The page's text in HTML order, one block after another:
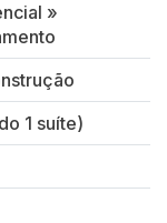
»
1 suíte)